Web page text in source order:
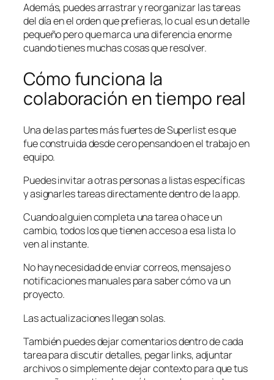
Además, puedes arrastrar y reorganizar las tareas
del día en el orden que prefieras, lo cual es un detalle
pequeño pero que marca una diferencia enorme
cuando tienes muchas cosas que resolver.
Cómo funciona la
colaboración en tiempo real
Una de las partes más fuertes de Superlist es que
fue construida desde cero pensando en el trabajo en
equipo.
Puedes invitar a otras personas a listas específicas
y asignarles tareas directamente dentro de la app.
Cuando alguien completa una tarea o hace un
cambio, todos los que tienen acceso a esa lista lo
ven al instante.
No hay necesidad de enviar correos, mensajes o
notificaciones manuales para saber cómo va un
proyecto.
Las actualizaciones llegan solas.
También puedes dejar comentarios dentro de cada
tarea para discutir detalles, pegar links, adjuntar
archivos o simplemente dejar contexto para que tus